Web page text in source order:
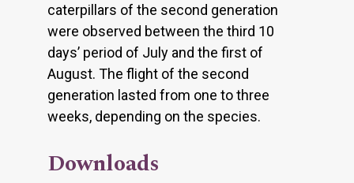
caterpillars of the second generation
were observed between the third 10
days’ period of July and the first of
August. The flight of the second
generation lasted from one to three
weeks, depending on the species.
Downloads